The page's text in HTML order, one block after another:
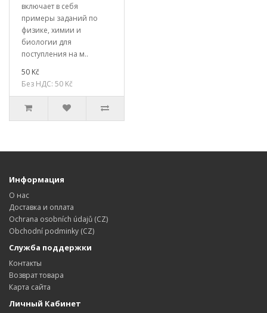
включает в себя
примеры заданий по
физике, химии и
биологии для
поступления на м..
50 Kč
Без НДС: 50 Kč
Информация
О нас
Доставка и оплата
Ochrana osobních údajů (CZ)
Obchodní podminky (CZ)
Служба поддержки
Контакты
Возврат товара
Карта сайта
Личный Кабинет